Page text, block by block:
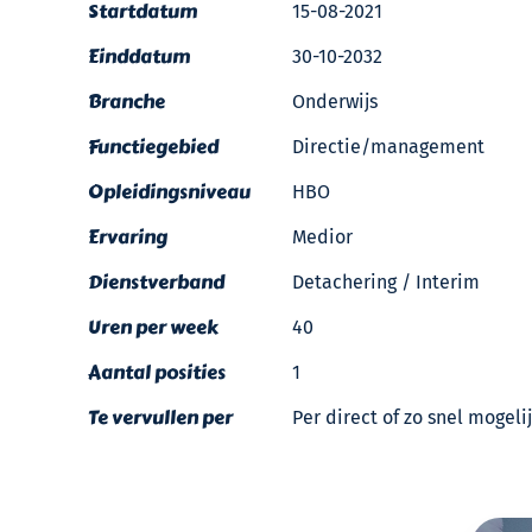
Startdatum 15-08-2021
Einddatum 30-10-2032
Branche Onderwijs
Functiegebied Directie/management
Opleidingsniveau HBO
Ervaring Medior
Dienstverband Detachering / Interim
Uren per week 40
Aantal posities 1
Te vervullen per Per direct of zo snel